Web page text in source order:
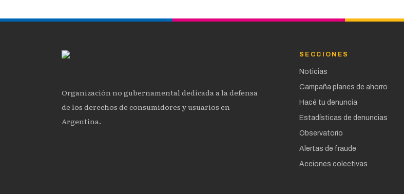
Organización no gubernamental dedicada a la defensa
de los derechos de consumidores y usuarios en
Argentina.
SECCIONES
Noticias
Campaña planes de ahorro
Hacé tu denuncia
Estadísticas de denuncias
Observatorio
Alertas de fraude
Acciones colectivas